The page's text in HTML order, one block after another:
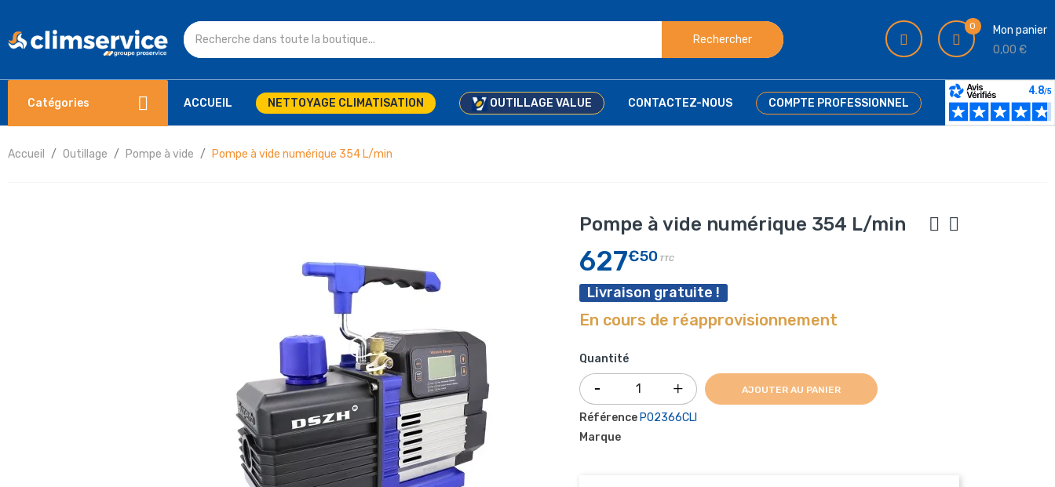
Rechercher
0
Mon panier
0,00 €
Catégories ACCUEIL NETTOYAGE CLIMATISATION OUTILLAGE VALUE CONTACTEZ-NOUS COMPTE PROFESSIONNEL
Accueil Outillage Pompe à vide Pompe à vide numérique 354 L/min
Pompe à vide numérique 354 L/min
627€50 TTC
Livraison gratuite !
En cours de réapprovisionnement
Quantité
AJOUTER AU PANIER
Référence P02366CLI
Marque